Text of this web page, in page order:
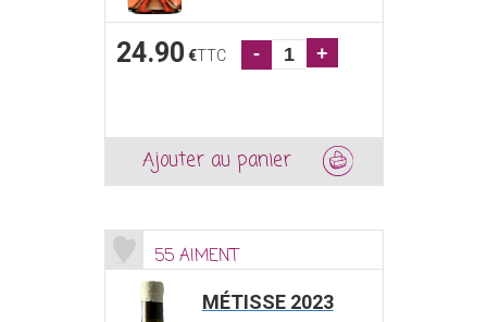
24.90 €TTC - +
Ajouter au panier
55 AIMENT
MÉTISSE 2023